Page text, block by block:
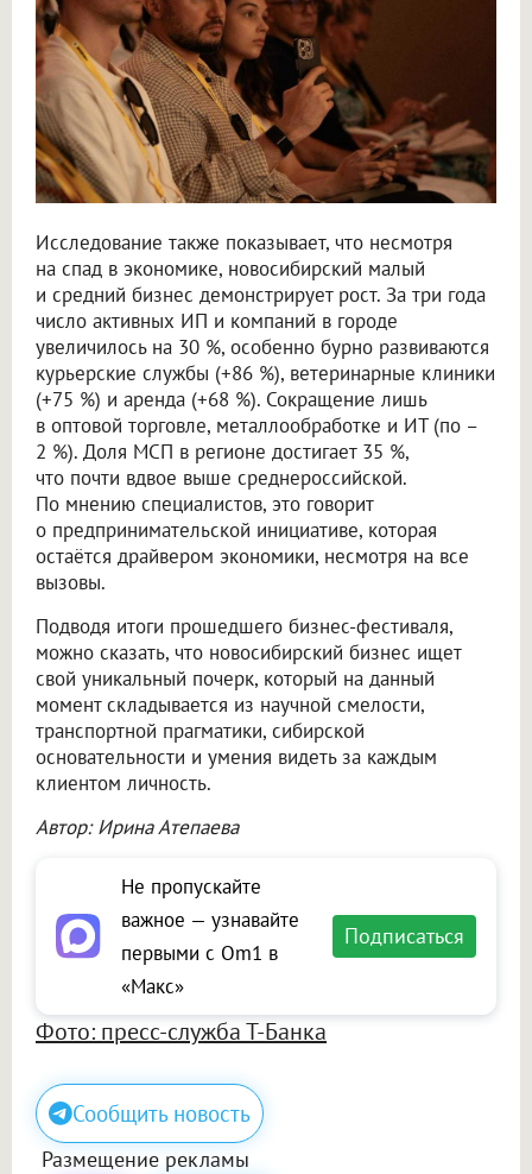
Исследование также показывает, что несмотря
на спад в экономике, новосибирский малый
и средний бизнес демонстрирует рост. За три года
число активных ИП и компаний в городе
увеличилось на 30 %, особенно бурно развиваются
курьерские службы (+86 %), ветеринарные клиники
(+75 %) и аренда (+68 %). Сокращение лишь
в оптовой торговле, металлообработке и ИТ (по –
2 %). Доля МСП в регионе достигает 35 %,
что почти вдвое выше среднероссийской.
По мнению специалистов, это говорит
о предпринимательской инициативе, которая
остаётся драйвером экономики, несмотря на все
вызовы.
Подводя итоги прошедшего бизнес-фестиваля,
можно сказать, что новосибирский бизнес ищет
свой уникальный почерк, который на данный
момент складывается из научной смелости,
транспортной прагматики, сибирской
основательности и умения видеть за каждым
клиентом личность.
Автор: Ирина Атепаева
Не пропускайте
важное — узнавайте
первыми с Om1 в
«Макс»
Подписаться
Фото: пресс-служба Т-Банка
Сообщить новость
Размещение рекламы